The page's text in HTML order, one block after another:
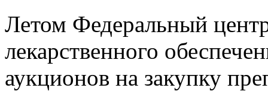
Летом Федеральный
лекарственного
аукционов на закупку